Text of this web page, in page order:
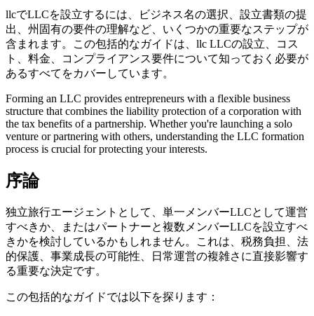
llcでLLCを設立するには、ビジネス名の選択、設立書類の提
出、州固有の要件の理解など、いくつかの重要なステップが
含まれます。この包括的なガイドは、llc LLCの設立、コス
ト、料金、コンプライアンス要件について知っておく必要が
あるすべてをカバーしています。
Forming an LLC provides entrepreneurs with a flexible business
structure that combines the liability protection of a corporation with
the tax benefits of a partnership. Whether you're launching a solo
venture or partnering with others, understanding the LLC formation
process is crucial for protecting your interests.
序論
独立旅行エージェントとして、単一メンバーLLCとして運営
すべきか、またはパートナーと複数メンバーLLCを設立すべ
きかを検討しているかもしれません。これは、税務負担、法
的保護、事業成長の可能性、日常運営の複雑さに直接影響す
る重要な決定です。
この包括的なガイドでは以下を探ります：